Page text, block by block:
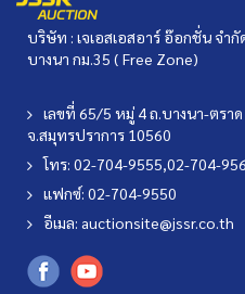
บริษัท : เจเอสเอสอาร์ อ๊อกชั่น จำ
บางนา กม.35 ( Free Zone)
เลขที่ 65/5 หมู่ 4 ถ.บางนา-ตรา
จ.สมุทรปราการ 10560
โทร: 02-704-9555,02-704-
แฟกซ์: 02-704-9550
อีเมล: auctionsite@jssr.co.th